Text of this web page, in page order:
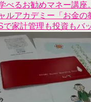
べるお勧めマネー講座
ルアカデミー「お金の
で家計管理も投資もバ